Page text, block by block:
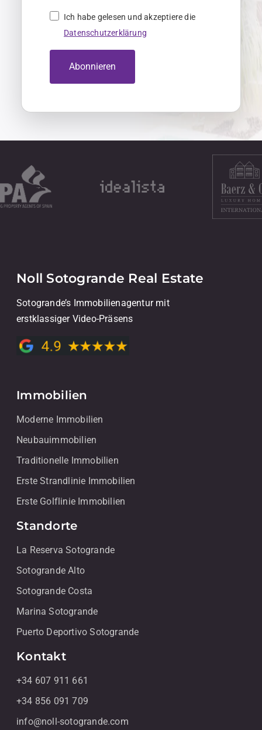
Ich habe gelesen und akzeptiere die
Datenschutzerklärung
Abonnieren
Noll Sotogrande Real Estate
Sotogrande’s Immobilienagentur mit
erstklassiger Video-Präsens
Immobilien
Moderne Immobilien
Neubauimmobilien
Traditionelle Immobilien
Erste Strandlinie Immobilien
Erste Golflinie Immobilien
Standorte
La Reserva Sotogrande
Sotogrande Alto
Sotogrande Costa
Marina Sotogrande
Puerto Deportivo Sotogrande
Kontakt
+34 607 911 661
+34 856 091 709
info@noll-sotogrande.com